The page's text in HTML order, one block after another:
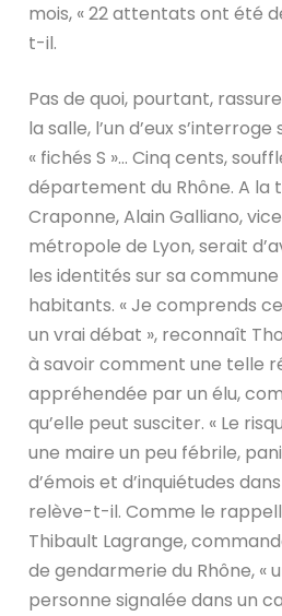
mois, « 22 attentats ont été
t-il.
Pas de quoi, pourtant,
la salle, l’un d’eux
« fichés S »… Cinq cents,
département du Rhône. A la
Craponne, Alain Galliano,
métropole de Lyon, serait
les identités sur sa commune
habitants. « Je comprends
un vrai débat », reconnaît
à savoir comment une telle
appréhendée par un élu,
qu’elle peut susciter. « Le
une maire un peu fébrile,
d’émois et d’inquiétudes
relève-t-il. Comme le
Thibault Lagrange,
de gendarmerie du Rhône, «
personne signalée dans un